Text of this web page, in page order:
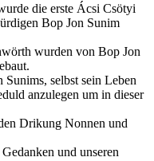
die erste Ácsi Csötyi
Bop Jon Sunim
wurden von Bop Jon
selbst sein Leben
anzulegen um in dieser
Drikung Nonnen und
und unseren